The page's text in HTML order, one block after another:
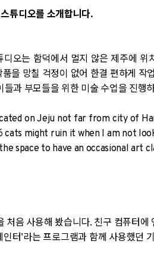
튜디오를 소개합니다.
오는 함덕에서 멀지 않은 제주에
을 망칠 걱정이 없어 한결 편하게 작
과 부모들을 위한 미술 수업을 진행
on Jeju not far from city of
might ruin it when I am not
space to have an occasional art
음 사용해 봤습니다. 친구 컴퓨터
터’라는 프로그램과 함께 사용했던